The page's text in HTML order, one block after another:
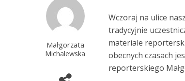
Małgorzata
Michalewska
Wczoraj na ulice
tradycyjnie
materiale
obecnych czasach
reporterskiego